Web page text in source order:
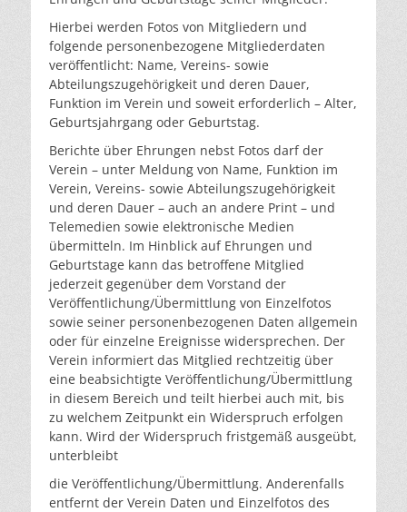
Hierbei werden Fotos von Mitgliedern und
folgende personenbezogene Mitgliederdaten
veröffentlicht: Name, Vereins- sowie
Abteilungszugehörigkeit und deren Dauer,
Funktion im Verein und soweit erforderlich – Alter,
Geburtsjahrgang oder Geburtstag.
Berichte über Ehrungen nebst Fotos darf der
Verein – unter Meldung von Name, Funktion im
Verein, Vereins- sowie Abteilungszugehörigkeit
und deren Dauer – auch an andere Print – und
Telemedien sowie elektronische Medien
übermitteln. Im Hinblick auf Ehrungen und
Geburtstage kann das betroffene Mitglied
jederzeit gegenüber dem Vorstand der
Veröffentlichung/Übermittlung von Einzelfotos
sowie seiner personenbezogenen Daten allgemein
oder für einzelne Ereignisse widersprechen. Der
Verein informiert das Mitglied rechtzeitig über
eine beabsichtigte Veröffentlichung/Übermittlung
in diesem Bereich und teilt hierbei auch mit, bis
zu welchem Zeitpunkt ein Widerspruch erfolgen
kann. Wird der Widerspruch fristgemäß ausgeübt,
unterbleibt
die Veröffentlichung/Übermittlung. Anderenfalls
entfernt der Verein Daten und Einzelfotos des